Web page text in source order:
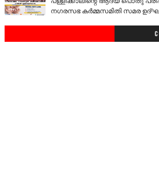
നഗരസഭ കർമ്മസമിതി സമര